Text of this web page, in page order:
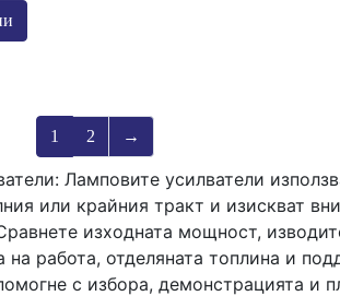
1 2 →
Ламповите усилватели
или крайния тракт и изискват
изходната мощност,
работа, отделяната топлина и
с избора, демонстрацията и